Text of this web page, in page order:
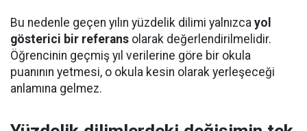
Bu nedenle geçen yılın yüzdelik dilimi yalnızca yol
gösterici bir referans olarak değerlendirilmelidir.
Öğrencinin geçmiş yıl verilerine göre bir okula
puanının yetmesi, o okula kesin olarak yerleşeceği
anlamına gelmez.